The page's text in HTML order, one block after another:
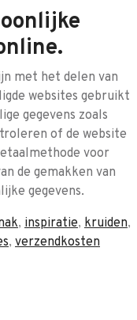
met het delen van
websites gebruikt
gegevens zoals
of de website
voor
de gemakken van
gegevens.
, inspiratie, kruiden,
, verzendkosten